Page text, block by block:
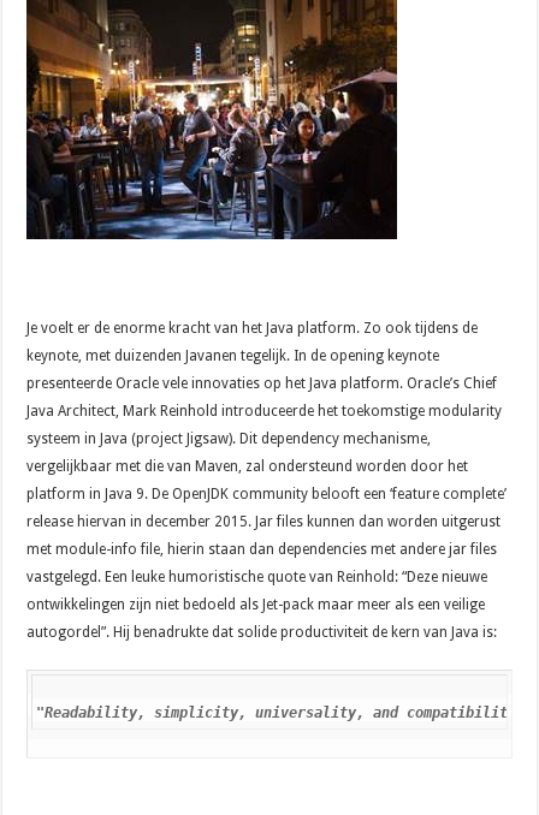
Je voelt er de enorme kracht van het Java platform. Zo ook tijdens de
keynote, met duizenden Javanen tegelijk. In de opening keynote
presenteerde Oracle vele innovaties op het Java platform. Oracle’s Chief
Java Architect, Mark Reinhold introduceerde het toekomstige modularity
systeem in Java (project Jigsaw). Dit dependency mechanisme,
vergelijkbaar met die van Maven, zal ondersteund worden door het
platform in Java 9. De OpenJDK community belooft een ‘feature complete’
release hiervan in december 2015. Jar files kunnen dan worden uitgerust
met module-info file, hierin staan dan dependencies met andere jar files
vastgelegd. Een leuke humoristische quote van Reinhold: “Deze nieuwe
ontwikkelingen zijn niet bedoeld als Jet-pack maar meer als een veilige
autogordel”. Hij benadrukte dat solide productiviteit de kern van Java is:
"Readability, simplicity, universality, and compatibility: